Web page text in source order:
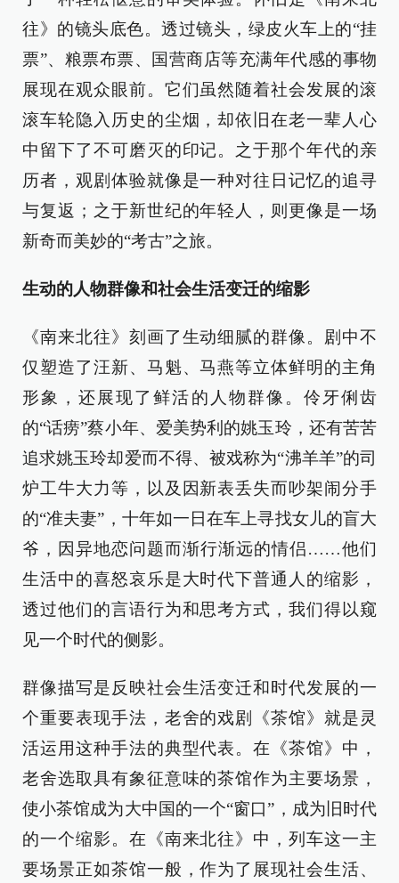
往》的镜头底色。透过镜头，绿皮火车上的“挂
票”、粮票布票、国营商店等充满年代感的事物
展现在观众眼前。它们虽然随着社会发展的滚
滚车轮隐入历史的尘烟，却依旧在老一辈人心
中留下了不可磨灭的印记。之于那个年代的亲
历者，观剧体验就像是一种对往日记忆的追寻
与复返；之于新世纪的年轻人，则更像是一场
新奇而美妙的“考古”之旅。
生动的人物群像和社会生活变迁的缩影
《南来北往》刻画了生动细腻的群像。剧中不
仅塑造了汪新、马魁、马燕等立体鲜明的主角
形象，还展现了鲜活的人物群像。伶牙俐齿
的“话痨”蔡小年、爱美势利的姚玉玲，还有苦苦
追求姚玉玲却爱而不得、被戏称为“沸羊羊”的司
炉工牛大力等，以及因新表丢失而吵架闹分手
的“准夫妻”，十年如一日在车上寻找女儿的盲大
爷，因异地恋问题而渐行渐远的情侣……他们
生活中的喜怒哀乐是大时代下普通人的缩影，
透过他们的言语行为和思考方式，我们得以窥
见一个时代的侧影。
群像描写是反映社会生活变迁和时代发展的一
个重要表现手法，老舍的戏剧《茶馆》就是灵
活运用这种手法的典型代表。在《茶馆》中，
老舍选取具有象征意味的茶馆作为主要场景，
使小茶馆成为大中国的一个“窗口”，成为旧时代
的一个缩影。在《南来北往》中，列车这一主
要场景正如茶馆一般，作为了展现社会生活、